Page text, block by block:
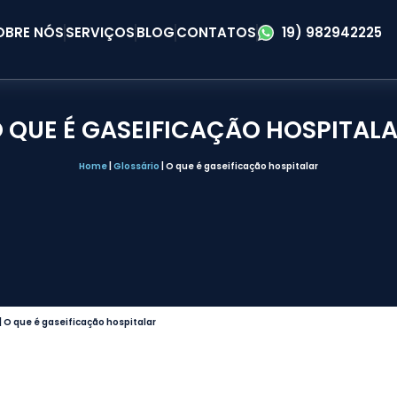
NÓSSERVIÇOSBLOGCONTATOS 19) 982942225
QUE É GASEIFICAÇÃO
Home Glossário O que é gaseificação hospitalar
O que é gaseificação hospitalar